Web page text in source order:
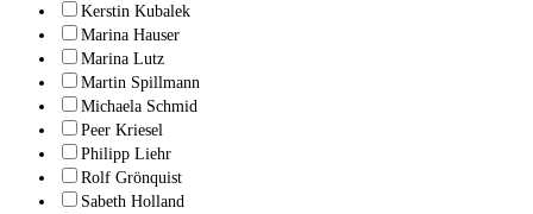
Kerstin Kubalek
Marina Hauser
Marina Lutz
Martin Spillmann
Michaela Schmid
Peer Kriesel
Philipp Liehr
Rolf Grönquist
Sabeth Holland